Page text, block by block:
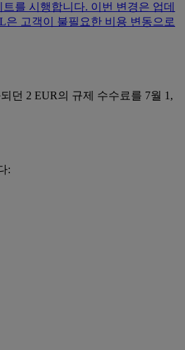
를 시행합니다. 이번 변경은 업데
은 고객이 불필요한 비용 변동으로
던 2 EUR의 규제 수수료를 7월 1,
: